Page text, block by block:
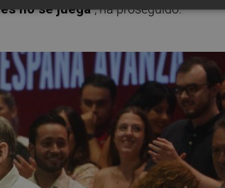
no se juega", ha proseguido.